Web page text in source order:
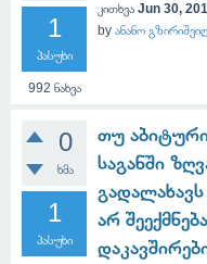
1
პასუხი
992 ნახვა
კითხვა Jun 30,
by ანანო
0
ხმა
1
პასუხი
თუ
საგანში
არ